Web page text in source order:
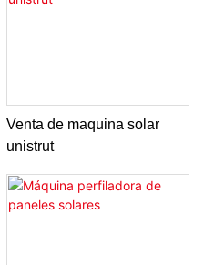
Venta de maquina solar
unistrut